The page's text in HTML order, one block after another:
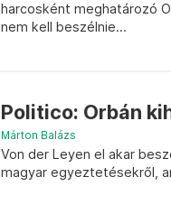
harcosként meghatározó
nem kell beszélnie...
Politico: Orbán
Márton Balázs
Von der Leyen el akar
magyar egyeztetésekről,